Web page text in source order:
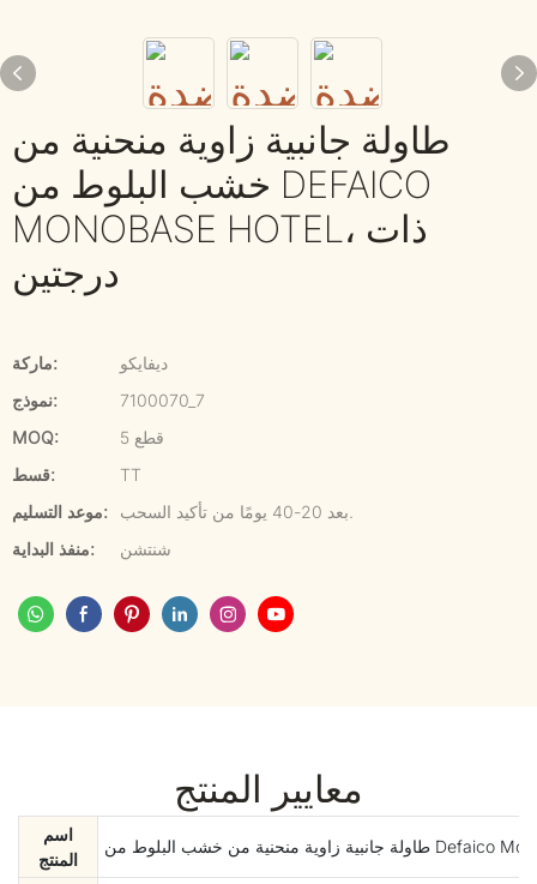
طاولة جانبية زاوية منحنية من
خشب البلوط من DEFAICO
MONOBASE HOTEL، ذات
درجتين
ماركة:
ديفايكو
نموذج:
7100070_7
MOQ:
5 قطع
قسط:
TT
موعد التسليم:
منفذ البداية:
شنتشن
معايير المنتج
اسم
المنتج